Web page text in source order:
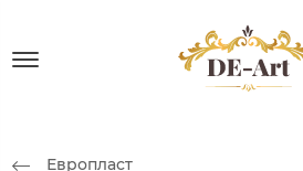
Европласт